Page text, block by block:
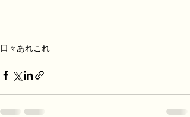
日々あれこれ